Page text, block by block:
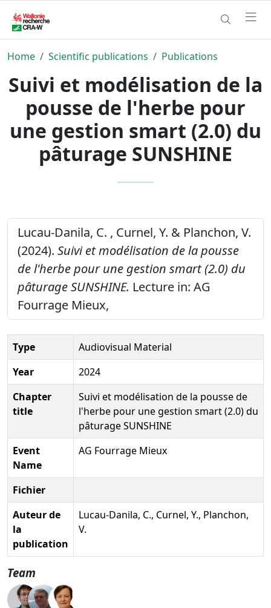
Home Scientific publications Publications
Suivi et modélisation de la
pousse de l'herbe pour
une gestion smart (2.0) du
pâturage SUNSHINE
Lucau-Danila, C. , Curnel, Y. & Planchon, V.
(2024). Suivi et modélisation de la pousse
de l'herbe pour une gestion smart (2.0) du
pâturage SUNSHINE. Lecture in: AG
Fourrage Mieux,
Type
Audiovisual Material
Year
2024
Chapter
title
Suivi et modélisation de la pousse de
l'herbe pour une gestion smart (2.0) du
pâturage SUNSHINE
Event
Name
AG Fourrage Mieux
Fichier
Auteur de
la
publication
Lucau-Danila, C., Curnel, Y., Planchon,
V.
Team